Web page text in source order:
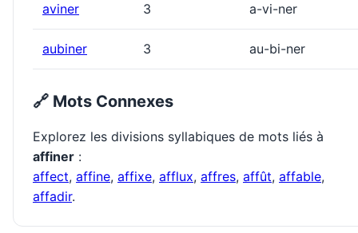
aviner 3 a-vi-ner
aubiner 3 au-bi-ner
🔗 Mots Connexes
Explorez les divisions syllabiques de mots liés à
affiner :
affect, affine, affixe, afflux, affres, affût, affable,
affadir.